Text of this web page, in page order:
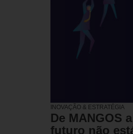
INOVAÇÃO & ESTRATÉGIA
De MANGOS
futuro não